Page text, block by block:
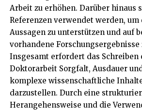
Arbeit zu erhöhen. Darüber hinaus
Referenzen verwendet werden, um
Aussagen zu unterstützen und auf
vorhandene Forschungsergebnisse
Insgesamt erfordert das Schreiben
Doktorarbeit Sorgfalt, Ausdauer
komplexe wissenschaftliche
darzustellen. Durch eine
Herangehensweise und die